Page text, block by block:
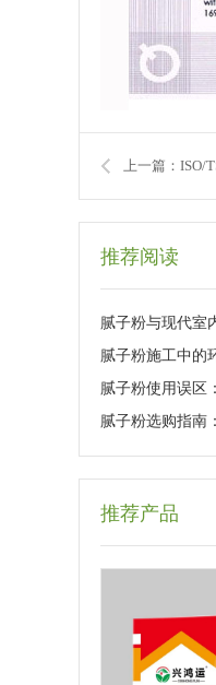
上一篇：ISO/
推荐阅读
腻子粉与现代室
腻子粉施工中的
腻子粉使用误区
腻子粉选购指南
推荐产品